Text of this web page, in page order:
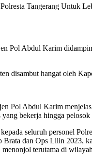
Pol Abdul Karim
disambut hangat oleh
Pol Abdul Karim
bekerja hingga
seluruh personel
Brata dan Ops Lilin 2023,
terutama di